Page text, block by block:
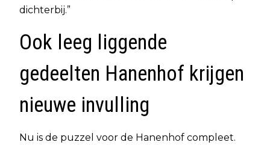
dichterbij.”
Ook leeg liggende
gedeelten Hanenhof krijgen
nieuwe invulling
Nu is de puzzel voor de Hanenhof compleet.